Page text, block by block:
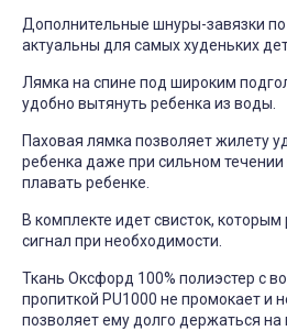
Дополнительные шнуры-завязки
актуальны для самых худеньких
Лямка на спине под широким
удобно вытянуть ребенка из воды.
Паховая лямка позволяет жилету
ребенка даже при сильном
плавать ребенке.
В комплекте идет свисток,
сигнал при необходимости.
Ткань Оксфорд 100% полиэстер с
пропиткой PU1000 не промокает и
позволяет ему долго держаться на